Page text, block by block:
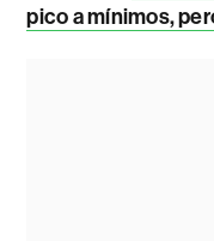
pico a mínimos,